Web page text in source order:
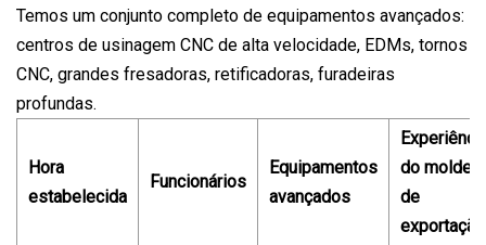
Temos um conjunto completo de equipamentos avançados:
centros de usinagem CNC de alta velocidade, EDMs, tornos
CNC, grandes fresadoras, retificadoras, furadeiras
profundas.
Hora
estabelecida
Funcionários
Equipamentos
avançados
do molde
de
exportação